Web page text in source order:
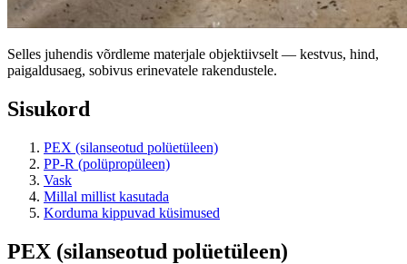
Selles juhendis võrdleme materjale objektiivselt — kestvus, hind,
paigaldusaeg, sobivus erinevatele rakendustele.
Sisukord
PEX (silanseotud polüetüleen)
PP-R (polüpropüleen)
Vask
Millal millist kasutada
Korduma kippuvad küsimused
PEX (silanseotud polüetüleen)